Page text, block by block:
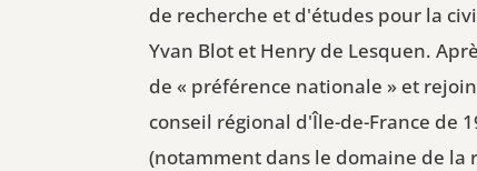
de recherche et d'études pour la
Yvan Blot et Henry de Lesquen.
de « préférence nationale » et
conseil régional d'Île-de-France de
(notamment dans le domaine de